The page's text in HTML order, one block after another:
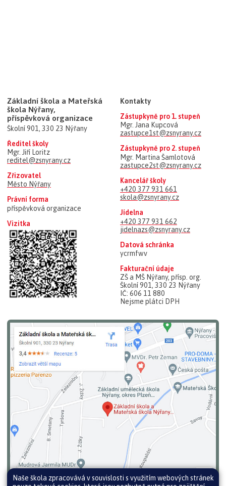
Základní škola a Mateřská
škola Nýřany,
příspěvková organizace
Školní 901, 330 23 Nýřany
Ředitel školy
Mgr. Jiří Loritz
reditel@zsnyrany.cz
Zřizovatel
Město Nýřany
Právní forma
příspěvková organizace
Vizitka
Kontakty
Zástupkyně pro 1. stupeň
Mgr. Jana Kupcová
zastupce1st@zsnyrany.cz
Zástupkyně pro 2. stupeň
Mgr. Martina Šamlotová
zastupce2st@zsnyrany.cz
Kancelář školy
+420 377 931 661
skola@zsnyrany.cz
Jídelna
+420 377 931 662
jidelnazs@zsnyrany.cz
Datová schránka
ycrmfwv
Fakturační údaje
ZŠ a MŠ Nýřany, přísp. org.
Školní 901, 330 23 Nýřany
IČ: 606 11 880
Nejsme plátci DPH
Naše škola zpracovává v souvislosti s využitím webových stránek